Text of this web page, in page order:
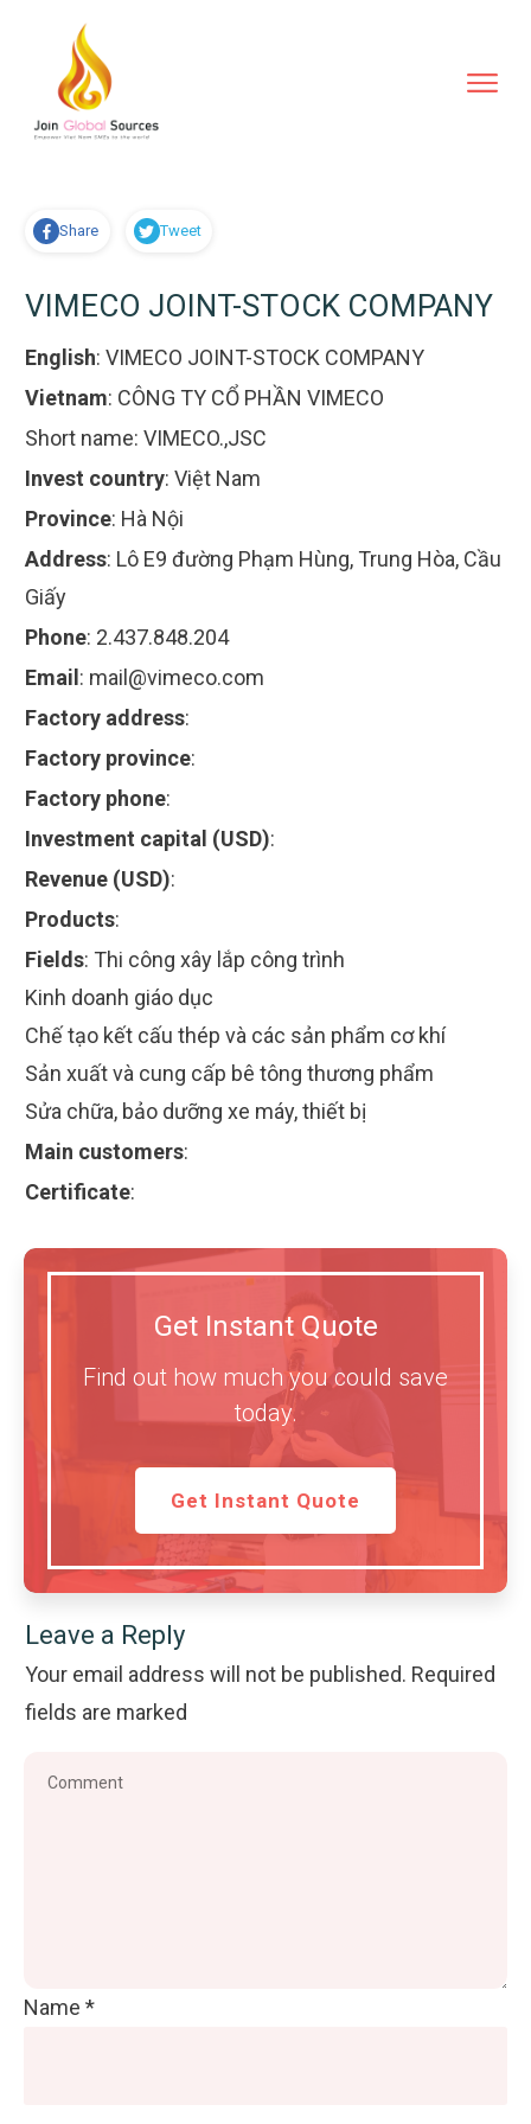
Share Tweet
VIMECO JOINT-STOCK COMPANY
English: VIMECO JOINT-STOCK COMPANY
Vietnam: CÔNG TY CỔ PHẦN VIMECO
Short name: VIMECO.,JSC
Invest country: Việt Nam
Province: Hà Nội
Address: Lô E9 đường Phạm Hùng, Trung Hòa, Cầu
Giấy
Phone: 2.437.848.204
Email : mail@vimeco.com
Factory address:
Factory province:
Factory phone:
Investment capital (USD):
Revenue (USD):
Products:
Fields: Thi công xây lắp công trình
Kinh doanh giáo dục
Chế tạo kết cấu thép và các sản phẩm cơ khí
Sản xuất và cung cấp bê tông thương phẩm
Sửa chữa, bảo dưỡng xe máy, thiết bị
Main customers:
Certificate:
Get Instant Quote
Find out how much you could save
today.
Get Instant Quote
Leave a Reply
Your email address will not be published. Required
fields are marked
Name *